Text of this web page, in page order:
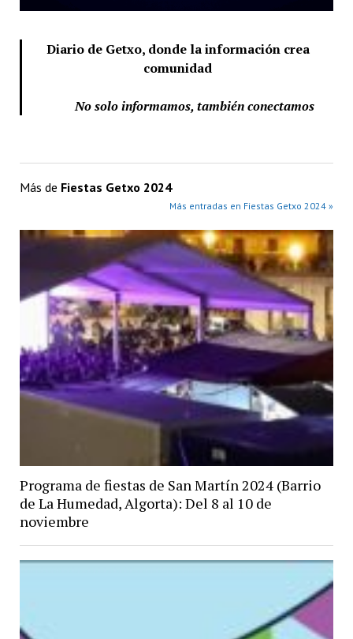
Diario de Getxo, donde la información crea
comunidad
No solo informamos, también conectamos
Más de Fiestas Getxo 2024
Más entradas en Fiestas Getxo 2024 »
Programa de fiestas de San Martín 2024 (Barrio
de La Humedad, Algorta): Del 8 al 10 de
noviembre